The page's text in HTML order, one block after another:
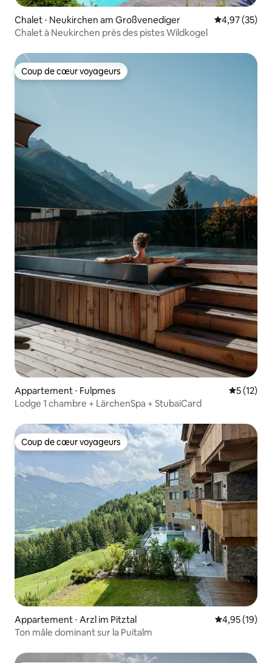
Chalet ⋅ Neukirchen am Großvenediger Évaluation
4,97 (35)
Chalet à Neukirchen près des pistes Wildkogel
Coup de cœur voyageurs
Coup de cœur voyageurs
Appartement ⋅ Fulpmes
5 (12)
Lodge 1 chambre + LärchenSpa + StubaiCard
Coup de cœur voyageurs
Coup de cœur voyageurs
Appartement ⋅ Arzl im Pitztal Évaluation
4,95 (19)
Ton mâle dominant sur la Puitalm